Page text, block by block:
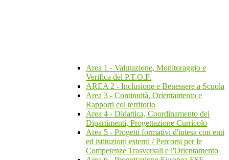
Area 1 - Valutazione, Monitoraggio e
Verifica del P.T.O.F.
AREA 2 - Inclusione e Benessere a Scuola
Area 3 - Continuità, Orientamento e
Rapporti col territorio
Area 4 - Didattica, Coordinamento dei
Dipartimenti, Progettazione Curricolo
Area 5 - Progetti formativi d'intesa con enti
ed istituzioni esterni / Percorsi per le
Competenze Trasversali e l'Orientamento